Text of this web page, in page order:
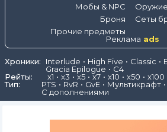
Мобы & NPC
Оружие
Броня
Сеты
Прочие предметы
Реклама ads
Хроники: Interlude High Five Classic
Gracia Epilogue
C4
Рейты:
x1 x3 x5 x7 x10 x50 x100
Тип:
PTS RvR GvE Мультикрафт
С дополнениями